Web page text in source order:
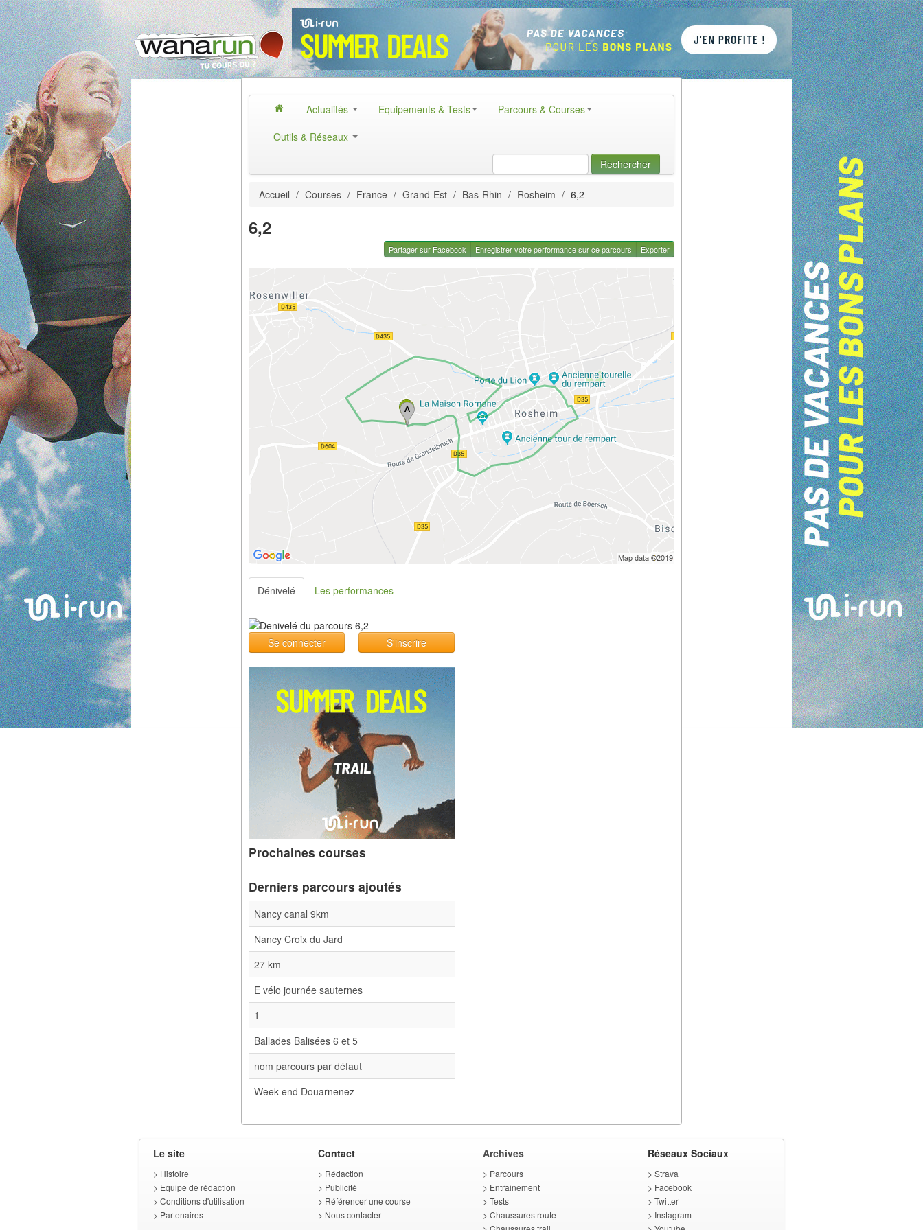
Actualités Equipements & Tests
Parcours & Courses
Outils & Réseaux
Rechercher
Accueil / Courses / France / Grand-Est / Bas-Rhin / Rosheim / 6,2
6,2
Partager sur Facebook Enregistrer votre performance sur ce parcours Exporter
Dénivelé Les performances
Se connecter S'inscrire
Prochaines courses
Derniers parcours ajoutés
Nancy canal 9km
Nancy Croix du Jard
27 km
E vélo journée sauternes
1
Ballades Balisées 6 et 5
nom parcours par défaut
Week end Douarnenez
Le site
> Histoire
> Equipe de rédaction
> Conditions d'utilisation
> Partenaires
Contact
> Rédaction
> Publicité
> Référencer une course
> Nous contacter
Archives
> Parcours
> Entrainement
> Tests
> Chaussures route
Réseaux Sociaux
> Strava
> Facebook
> Twitter
> Instagram